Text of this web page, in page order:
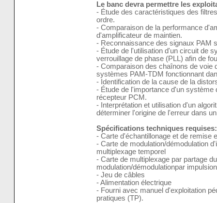
Le banc devra permettre les
- Étude des caractéristiques des
ordre.
- Comparaison de la performance
d'amplificateur de maintien.
- Reconnaissance des signaux PAM
- Étude de l'utilisation d'un circuit de
verrouillage de phase (PLL) afin de
- Comparaison des chaînons de voie
systèmes PAM-TDM fonctionnant
- Identification de la cause de la
- Étude de l'importance d'un système
récepteur PCM.
- Interprétation et utilisation d'un
déterminer l'origine de l'erreur dans
Spécifications techniques requises:
- Carte d'échantillonage et de remise
- Carte de modulation/démodulation
multiplexage temporel
- Carte de multiplexage par partage
modulation/démodulationpar
- Jeu de câbles
- Alimentation électrique
- Fourni avec manuel d'exploitation
pratiques (TP).